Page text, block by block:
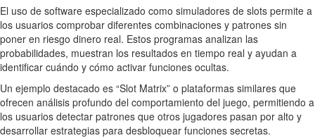
El uso de software especializado como simuladores de slots permite a
los usuarios comprobar diferentes combinaciones y patrones sin
poner en riesgo dinero real. Estos programas analizan las
probabilidades, muestran los resultados en tiempo real y ayudan a
identificar cuándo y cómo activar funciones ocultas.
Un ejemplo destacado es “Slot Matrix” o plataformas similares que
ofrecen análisis profundo del comportamiento del juego, permitiendo a
los usuarios detectar patrones que otros jugadores pasan por alto y
desarrollar estrategias para desbloquear funciones secretas.